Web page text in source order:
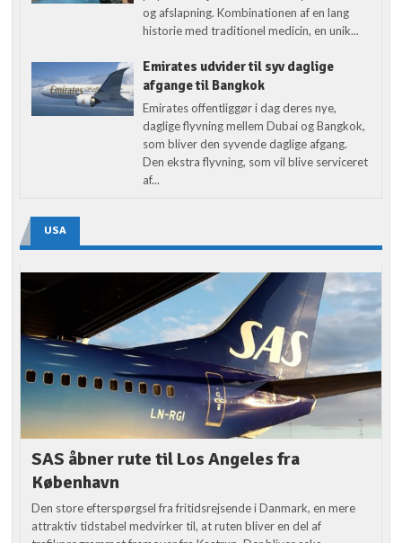
og afslapning. Kombinationen af en lang
historie med traditionel medicin, en unik...
Emirates udvider til syv daglige
afgange til Bangkok
Emirates offentliggør i dag deres nye,
daglige flyvning mellem Dubai og Bangkok,
som bliver den syvende daglige afgang.
Den ekstra flyvning, som vil blive serviceret
af...
USA
SAS åbner rute til Los Angeles fra
København
Den store efterspørgsel fra fritidsrejsende i Danmark, en mere
attraktiv tidstabel medvirker til, at ruten bliver en del af